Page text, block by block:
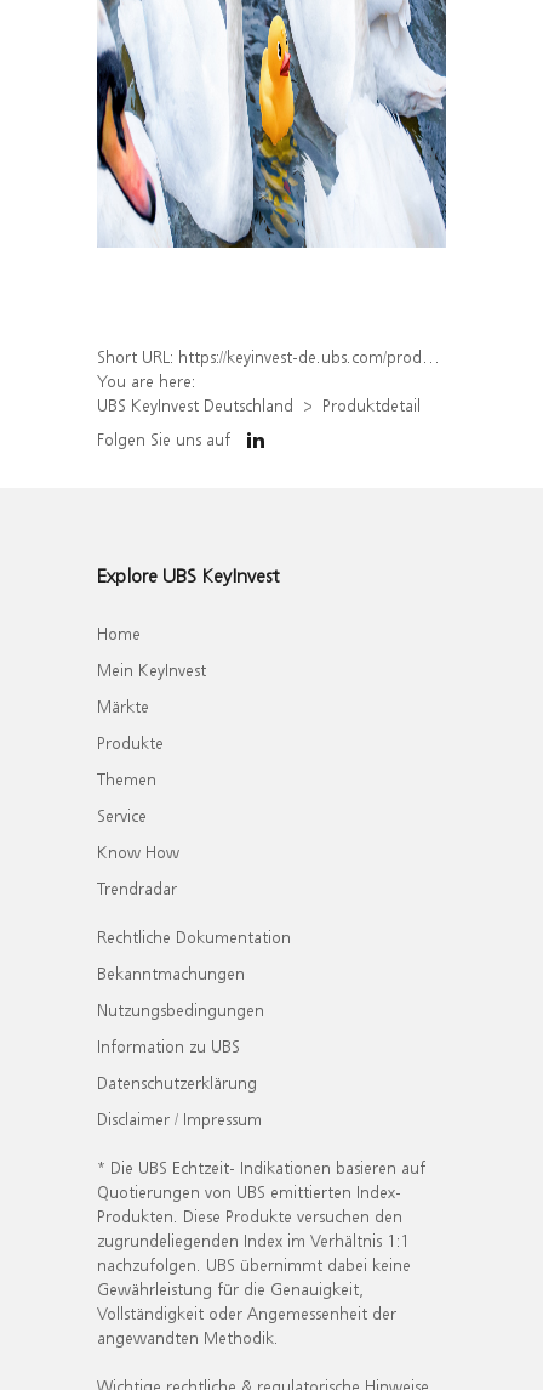
Short URL: https://keyinvest-de.ubs.com/produkt/detail/index/isin/DE000WA4MD48
You are here:
UBS KeyInvest Deutschland
Produktdetail
Folgen Sie uns auf
Explore UBS KeyInvest
Home
Mein KeyInvest
Märkte
Produkte
Themen
Service
Know How
Trendradar
Rechtliche Dokumentation
Bekanntmachungen
Nutzungsbedingungen
Information zu UBS
Datenschutzerklärung
Disclaimer / Impressum
* Die UBS Echtzeit- Indikationen basieren auf
Quotierungen von UBS emittierten Index-
Produkten. Diese Produkte versuchen den
zugrundeliegenden Index im Verhältnis 1:1
nachzufolgen. UBS übernimmt dabei keine
Gewährleistung für die Genauigkeit,
Vollständigkeit oder Angemessenheit der
angewandten Methodik.